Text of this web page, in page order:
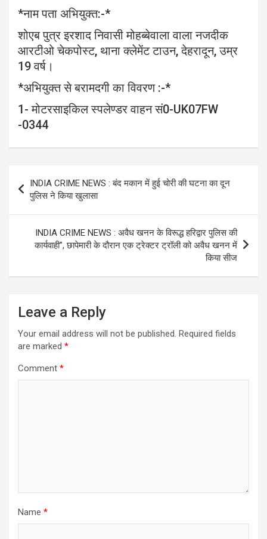
*नाम पता अभियुक्त:-*
शोएब पुत्र इरशाद निवासी मोहब्बेवाला वाला नजदीक
आरटीओ चेकपोस्ट, थाना क्लेमेंट टाउन, देहरादून, उम्र
19 वर्ष।
*अभियुक्त से बरामदगी का विवरण :-*
1- मोटरसाइकिल स्पलेण्डर वाहन सं0-UK07FW
-0344
navigation
INDIA CRIME NEWS : बंद मकान में हुई चोरी की घटना का दून
पुलिस ने किया खुलासा
INDIA CRIME NEWS : अवैध खनन के विरूद्ध हरिद्वार पुलिस की
कार्यवाही”, छापेमारी के दौरान एक ट्रेक्टर ट्रॉली को अवैध खनन में
किया सीज
Leave a Reply
Your email address will not be published. Required fields
are marked *
Comment *
Name *